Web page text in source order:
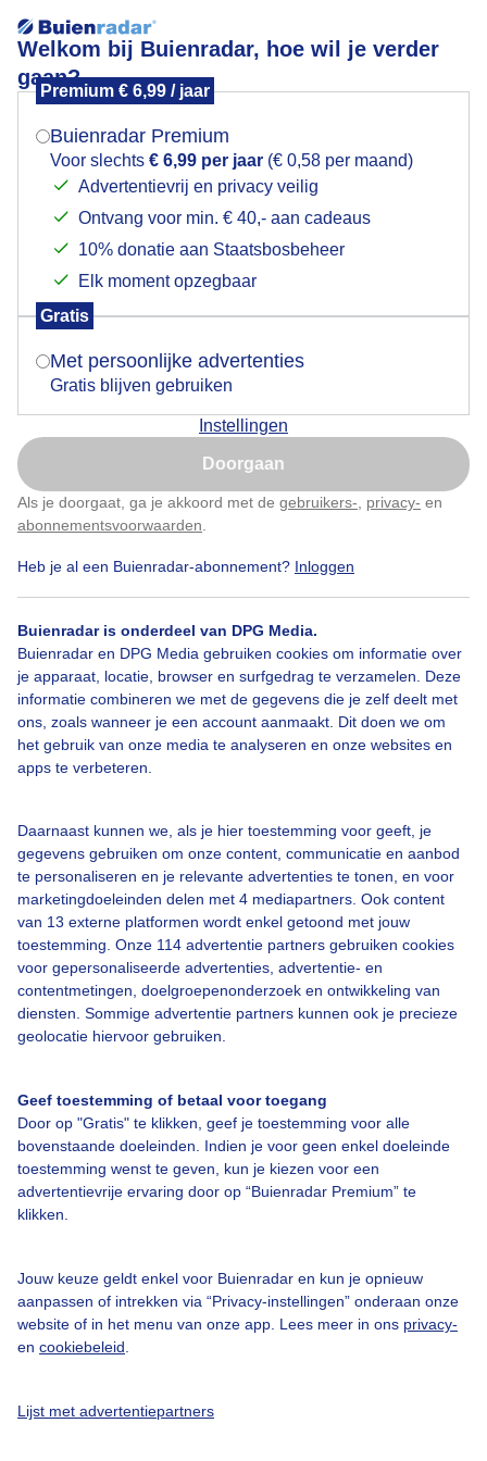
Welkom bij Buienradar, hoe wil je verder
gaan?
Premium € 6,99 / jaar
Buienradar Premium
Voor slechts € 6,99 per jaar (€ 0,58 per maand)
Advertentievrij en privacy veilig
Ontvang voor min. € 40,- aan cadeaus
10% donatie aan Staatsbosbeheer
Elk moment opzegbaar
Gratis
Met persoonlijke advertenties
Gratis blijven gebruiken
Instellingen
Doorgaan
Als je doorgaat, ga je akkoord met de gebruikers- privacy- en
abonnementsvoorwaarden
Heb je al een Buienradar-abonnement? Inloggen
Buienradar is onderdeel van DPG Media.
Buienradar en DPG Media gebruiken cookies om informatie over
je apparaat, locatie, browser en surfgedrag te verzamelen. Deze
informatie combineren we met de gegevens die je zelf deelt met
ons, zoals wanneer je een account aanmaakt. Dit doen we om
het gebruik van onze media te analyseren en onze websites en
apps te verbeteren.
Daarnaast kunnen we, als je hier toestemming voor geeft, je
gegevens gebruiken om onze content, communicatie en aanbod
te personaliseren en je relevante advertenties te tonen, en voor
marketingdoeleinden delen met 4 mediapartners. Ook content
van 13 externe platformen wordt enkel getoond met jouw
toestemming. Onze 114 advertentie partners gebruiken cookies
voor gepersonaliseerde advertenties, advertentie- en
contentmetingen, doelgroepenonderzoek en ontwikkeling van
diensten. Sommige advertentie partners kunnen ook je precieze
geolocatie hiervoor gebruiken.
Geef toestemming of betaal voor toegang
Door op "Gratis" te klikken, geef je toestemming voor alle
bovenstaande doeleinden. Indien je voor geen enkel doeleinde
toestemming wenst te geven, kun je kiezen voor een
advertentievrije ervaring door op “Buienradar Premium” te
klikken.
Jouw keuze geldt enkel voor Buienradar en kun je opnieuw
aanpassen of intrekken via “Privacy-instellingen” onderaan onze
website of in het menu van onze app. Lees meer in ons privacy-
en cookiebeleid
Lijst met advertentiepartners
Buien trekken over zonsopkomst in Haarlem
Door: Jos Hendriks Gemaakt: 13-05-2026, 77x bekeken
Regen Wolken Zonsopkomst
Bekijk slideshow
Over Buienradar
Bedrijfsgegevens
Contact
Toegankelijkheid
Gebruikersvoorwaarden
Adverteren
Privacy beleid
Cookie beleid
Mogen we je locatie gebruiken voor het
Indien je hier nog geen akkoord op hebt gegeven,
verschijnt er zo een pop-up uit je browser waarin
Is goed, toon de popup
Nu niet, misschien later
Klik hierom dit aan te passen